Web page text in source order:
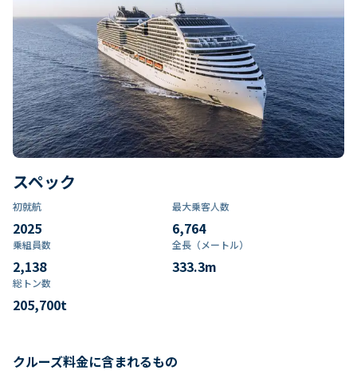
スペック
初就航
2025
最大乗客人数
6,764
乗組員数​
2,138
全長（メートル）
333.3m
総トン数​
205,700t
クルーズ料金に含まれるもの